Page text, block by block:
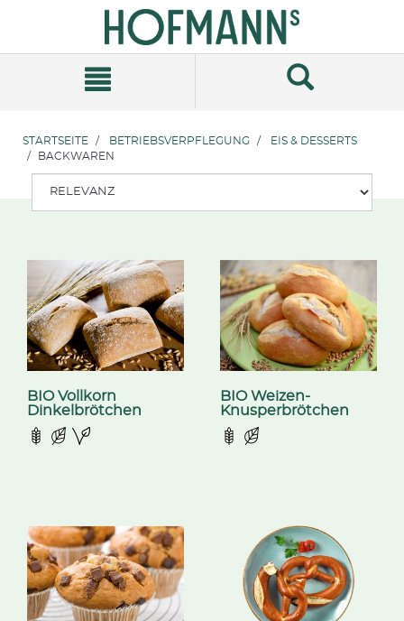
Navigationsmenü
STARTSEITE BETRIEBSVERPFLEGUNG
EIS & DESSERTS
BACKWAREN
BIO Vollkorn
Dinkelbrötchen
BIO Weizen-
Knusperbrötchen